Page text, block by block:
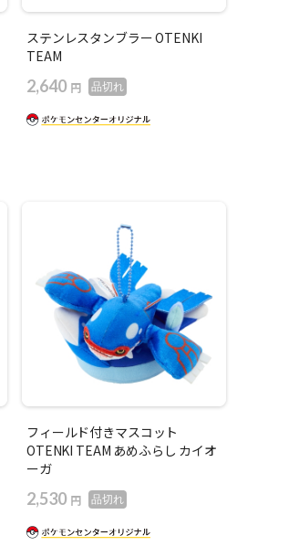
ステンレスタンブラー OTENKI
TEAM
2,640 円 品切れ
フィールド付きマスコット
OTENKI TEAM あめふらし カイオ
ーガ
2,530 円 品切れ